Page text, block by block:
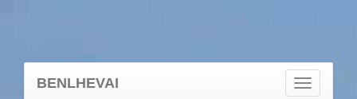
BENLHEVAI
Toggle
navigation